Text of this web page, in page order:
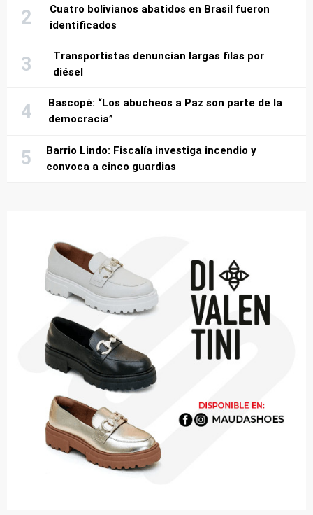
Cuatro bolivianos abatidos en Brasil fueron
identificados
Transportistas denuncian largas filas por
diésel
Bascopé: “Los abucheos a Paz son parte de la
democracia”
Barrio Lindo: Fiscalía investiga incendio y
convoca a cinco guardias